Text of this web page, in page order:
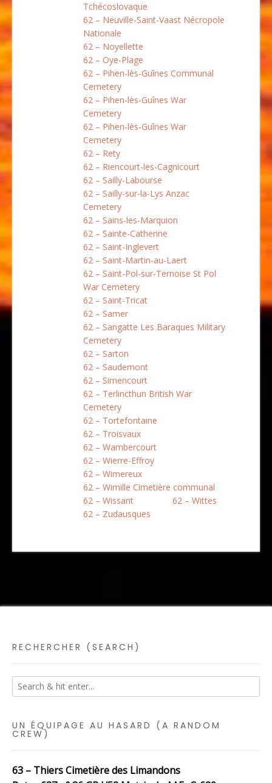
Tchécoslovaque
62 – Neuville-Saint-Vaast Nécropole
Nationale
62 – Noyellette
62 – Oye-Plage
62 – Pihen-lès-Guînes Communal
Cemetery
62 – Pihen-lès-Guînes War
Cemetery
62 – Pihen-lès-Guînes War
Cemetery
62 – Rety
62 – Riencourt-les-Cagnicourt
62 – Sailly-Labourse
62 – Sailly-sur-la-Lys Anzac
Cemetery
62 – Sains-les-Marquion
62 – Sainte-Catherine
62 – Saint-Inglevert
62 – Saint-Martin-au-Laert
62 – Saint-Pol-sur-Ternoise St Pol
War Cemetery
62 – Saint-Tricat
62 – Samer
62 – Sangatte Les Baraques Military
Cemetery
62 – Sarton
62 – Saudemont
62 – Simencourt
62 – Terlincthun British War
Cemetery
62 – Tortefontaine
62 – Troisvaux
62 – Wambercourt
62 – Wierre-Effroy
62 – Wimereux
62 – Wimille Cimetière communal
62 – Wissant
62 – Wittes
62 – Zudausques
RECHERCHER (SEARCH)
UN ÉQUIPAGE AU HASARD (A RANDOM
CREW)
63 – Thiers Cimetière des Limandons